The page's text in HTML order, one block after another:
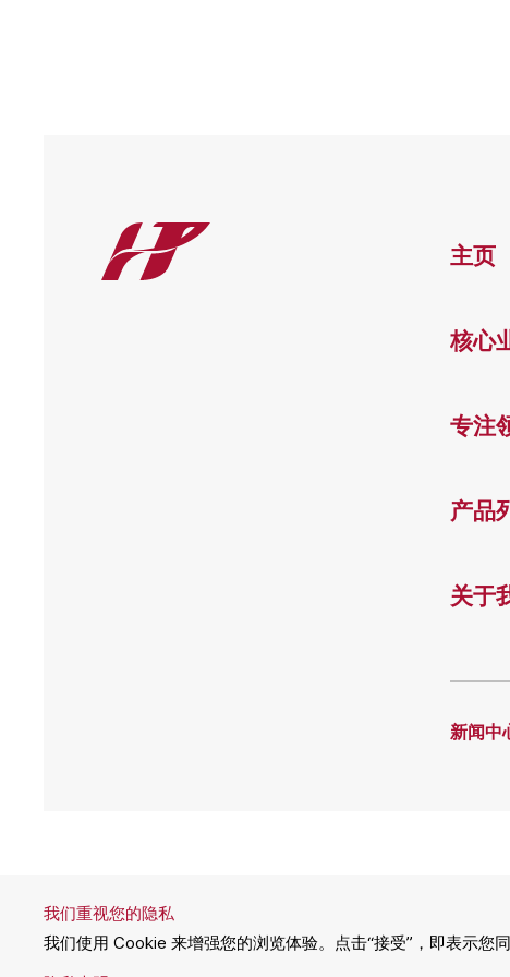
主页
核心
专注
产品
关于
新闻中
Copyright
我们重视您的隐私
我们使用 Cookie 来增强您的浏览体验。点击“接受”，即表示您